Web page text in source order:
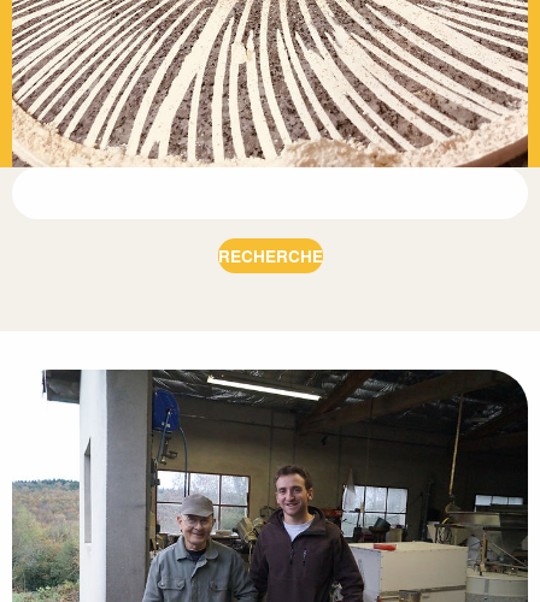
RECHERCHE